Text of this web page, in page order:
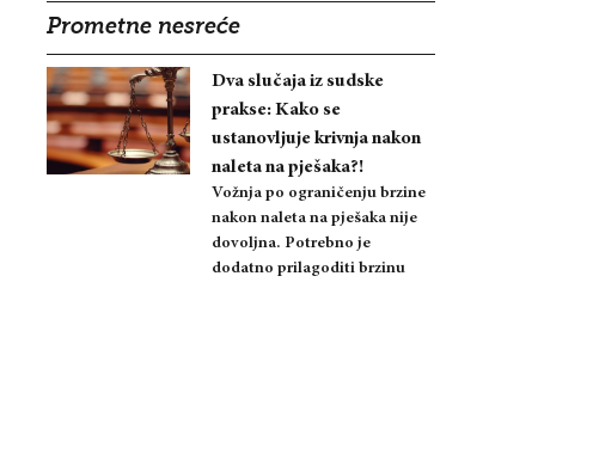
Prometne nesreće
Dva slučaja iz sudske
prakse: Kako se
ustanovljuje krivnja nakon
naleta na pješaka?!
Vožnja po ograničenju brzine
nakon naleta na pješaka nije
dovoljna. Potrebno je
dodatno prilagoditi brzinu